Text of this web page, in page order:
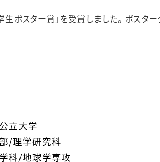
スター賞」を受賞しました。 ポスター
立大学
/理学研究科
科/地球学専攻